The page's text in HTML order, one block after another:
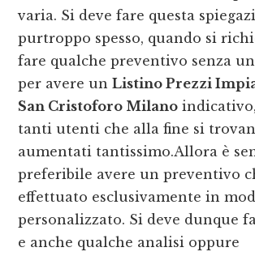
varia. Si deve fare questa
purtroppo spesso, quando si
fare qualche preventivo senza
per avere unListino Prezzi
San Cristoforo Milano
tanti utenti che alla fine si
aumentati tantissimo.Allora è
preferibile avere un preventivo
effettuato esclusivamente in
personalizzato. Si deve dunque
e anche qualche analisi oppure